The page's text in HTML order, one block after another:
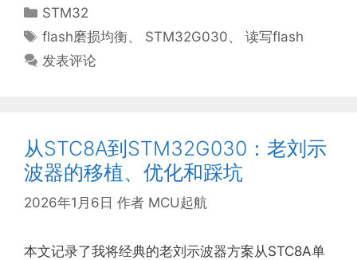
分
类
STM32
标
签
flash磨损均衡、 STM32G030、读写flash
发表评论
从STC8A到STM32G030：老刘示
波器的移植、优化和踩坑
2026年1月6日 作者 MCU起航
本文记录了我将经典的老刘示波器方案从STC8A单